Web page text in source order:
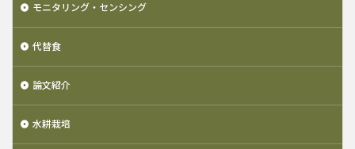
モニタリング・センシング
代替食
論文紹介
水耕栽培